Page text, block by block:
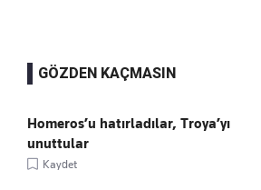
GÖZDEN KAÇMASIN
Homeros’u hatırladılar, Troya’yı
unuttular
Kaydet